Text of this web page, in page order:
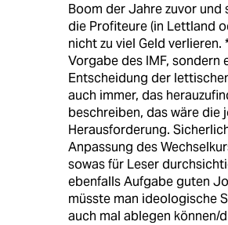
Boom der Jahre zuvor und
die Profiteure (in Lettland
nicht zu viel Geld verlieren.
Vorgabe des IMF, sondern
Entscheidung der
auch immer, das
beschreiben, das wäre die
Herausforderung.
Anpassung des
sowas für Leser
ebenfalls Aufgabe guten
müsste man ideologische
auch mal ablegen können/